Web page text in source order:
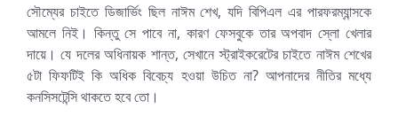
সৌম্যের চাইতে ডিজার্ভিং ছিল নাঈম শেখ, যদি বিপিএল এর পারফরম্যান্সকে
আমলে নিই। কিন্তু সে পাবে না, কারণ ফেসবুকে তার অপবাদ স্লো খেলার
দায়ে। যে দলের অধিনায়ক শান্ত, সেখানে স্ট্রাইকরেটের চাইতে নাঈম শেখের
৫টা ফিফটিই কি অধিক বিবেচ্য হওয়া উচিত না? আপনাদের নীতির মধ্যে
কনসিসটেন্সি থাকতে হবে তো।